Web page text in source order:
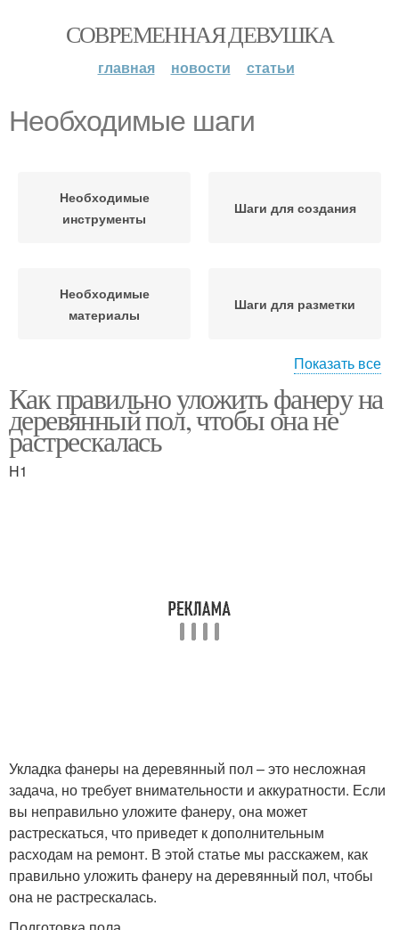
СОВРЕМЕННАЯ ДЕВУШКА
главная новости статьи
Необходимые шаги
Необходимые
инструменты
Шаги для создания
Необходимые
материалы
Шаги для разметки
Шаги для нанесения Шаги для измерения
Показать все
Как правильно уложить фанеру на
деревянный пол, чтобы она не
растрескалась
H1
Укладка фанеры на деревянный пол – это несложная
задача, но требует внимательности и аккуратности. Если
вы неправильно уложите фанеру, она может
растрескаться, что приведет к дополнительным
расходам на ремонт. В этой статье мы расскажем, как
правильно уложить фанеру на деревянный пол, чтобы
она не растрескалась.